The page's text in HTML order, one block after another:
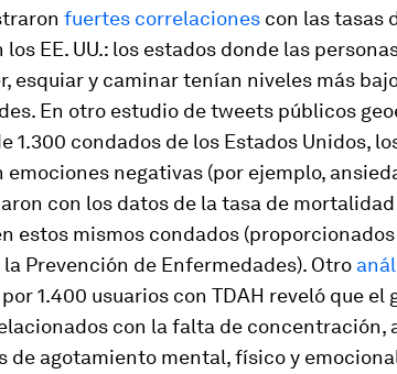
fuertes correlaciones con las tasas
los EE. UU.: los estados donde las
esquiar y caminar tenían niveles más
En otro estudio de tweets públicos
1.300 condados de los Estados Unidos,
negativas (por ejemplo,
con los datos de la tasa de
estos mismos condados
Prevención de Enfermedades). Otro
1.400 usuarios con TDAH reveló que el
con la falta de concentración,
de agotamiento mental, físico y